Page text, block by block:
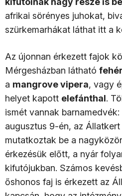
afrikai sörényes juhokat,
szürkemarhákat láthat itt a
Az újonnan érkezett fajok
Mérgesházban látható
a mangrove vipera, vagy
helyet kapott elefánthal.
ismét vannak
augusztus 9-én, az Állatkert
mutatkoztak be a
érkezésük előtt, a nyár
kifutójukban. Számos
őshonos faj is érkezett az